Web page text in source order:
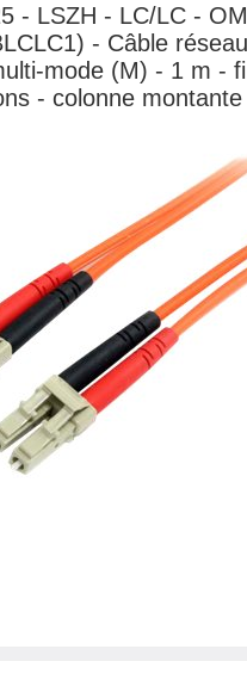
- LSZH - LC/LC -
- Câble
mode (M) - 1 m -
- colonne